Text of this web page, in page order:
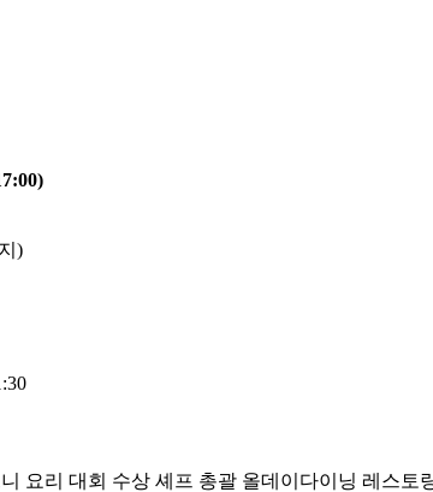
)
요리 대회 수상 셰프 총괄 올데이다이닝 레스